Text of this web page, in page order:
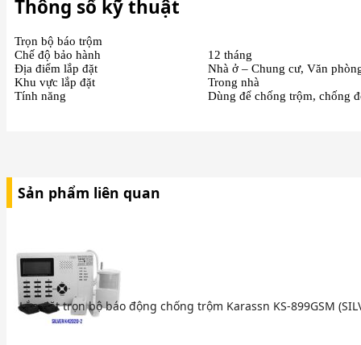
Thông số kỹ thuật
Trọn bộ báo trộm
Chế độ bảo hành
12 tháng
Địa điểm lắp đặt
Nhà ở – Chung cư, Văn
Khu vực lắp đặt
Trong nhà
Tính năng
Dùng để chống trộm, chống
Sản phẩm liên quan
Lắp đặt trọn bộ báo động chống trộm Karassn KS-899GSM